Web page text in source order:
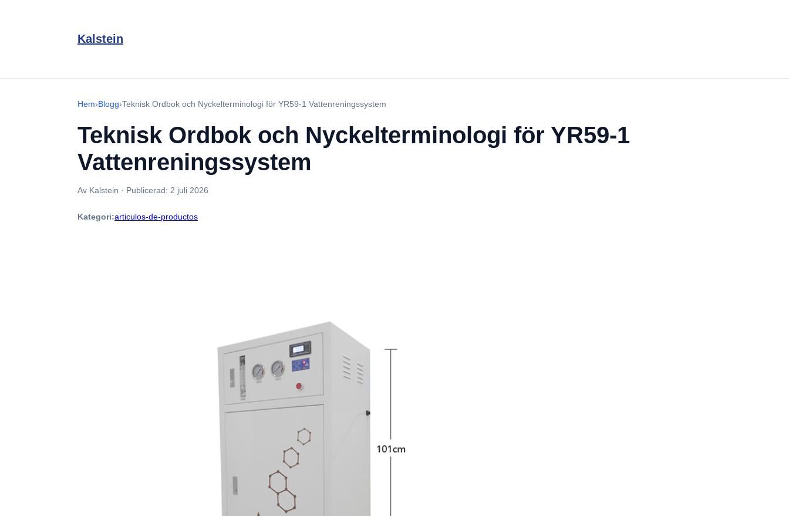
Kalstein
Hem›Blogg›Teknisk Ordbok och Nyckelterminologi för YR59-1 Vattenreningssystem
Teknisk Ordbok och Nyckelterminologi för YR59-1
Vattenreningssystem
Av Kalstein · Publicerad: 2 juli 2026
Kategori:articulos-de-productos